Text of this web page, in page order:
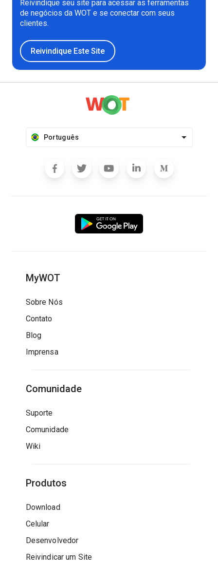
Reivindique seu site para acessar as ferramentas
de negócios da WOT e se conectar com seus
clientes.
Reivindique Este Site
Português
MyWOT
Sobre Nós
Contato
Blog
Imprensa
Comunidade
Suporte
Comunidade
Wiki
Produtos
Download
Celular
Desenvolvedor
Reivindicar um Site